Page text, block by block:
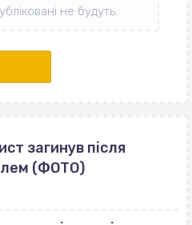
загинув після
(ФОТО)